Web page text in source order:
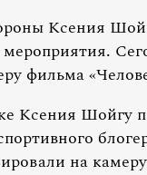
Ксения
фильма
Ксения Шойгу
на